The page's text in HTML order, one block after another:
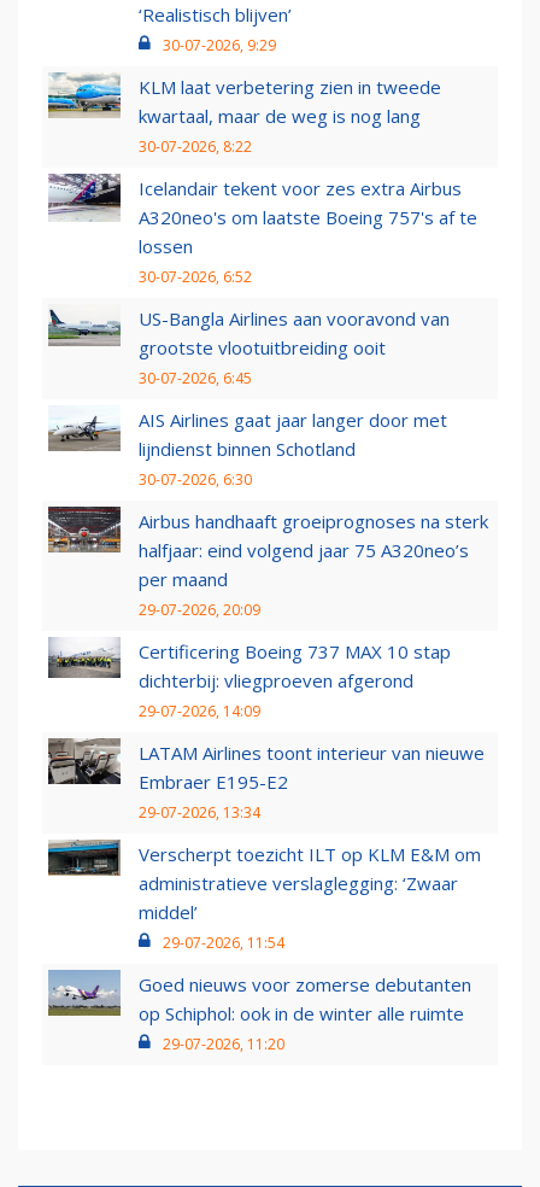
‘Realistisch blijven’
30-07-2026, 9:29
KLM laat verbetering zien in tweede
kwartaal, maar de weg is nog lang
30-07-2026, 8:22
Icelandair tekent voor zes extra Airbus
A320neo's om laatste Boeing 757's af te
lossen
30-07-2026, 6:52
US-Bangla Airlines aan vooravond van
grootste vlootuitbreiding ooit
30-07-2026, 6:45
AIS Airlines gaat jaar langer door met
lijndienst binnen Schotland
30-07-2026, 6:30
Airbus handhaaft groeiprognoses na sterk
halfjaar: eind volgend jaar 75 A320neo’s
per maand
29-07-2026, 20:09
Certificering Boeing 737 MAX 10 stap
dichterbij: vliegproeven afgerond
29-07-2026, 14:09
LATAM Airlines toont interieur van nieuwe
Embraer E195-E2
29-07-2026, 13:34
Verscherpt toezicht ILT op KLM E&M om
administratieve verslaglegging: ‘Zwaar
middel’
29-07-2026, 11:54
Goed nieuws voor zomerse debutanten
op Schiphol: ook in de winter alle ruimte
29-07-2026, 11:20